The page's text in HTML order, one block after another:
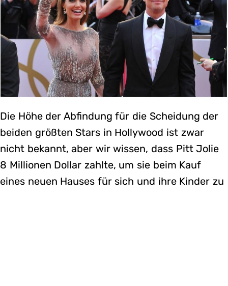
Die Höhe der Abfindung für die Scheidung der
beiden größten Stars in Hollywood ist zwar
nicht bekannt, aber wir wissen, dass Pitt Jolie
8 Millionen Dollar zahlte, um sie beim Kauf
eines neuen Hauses für sich und ihre Kinder zu